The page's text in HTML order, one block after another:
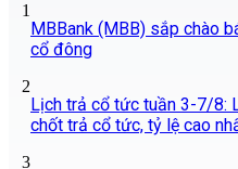
1
MBBank (MBB) sắp chào
cổ đông
2
Lịch trả cổ tức tuần 3-7/8:
chốt trả cổ tức, tỷ lệ cao
3